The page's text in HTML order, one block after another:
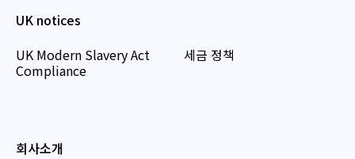
UK notices
UK Modern Slavery Act
Compliance
세금 정책
회사소개